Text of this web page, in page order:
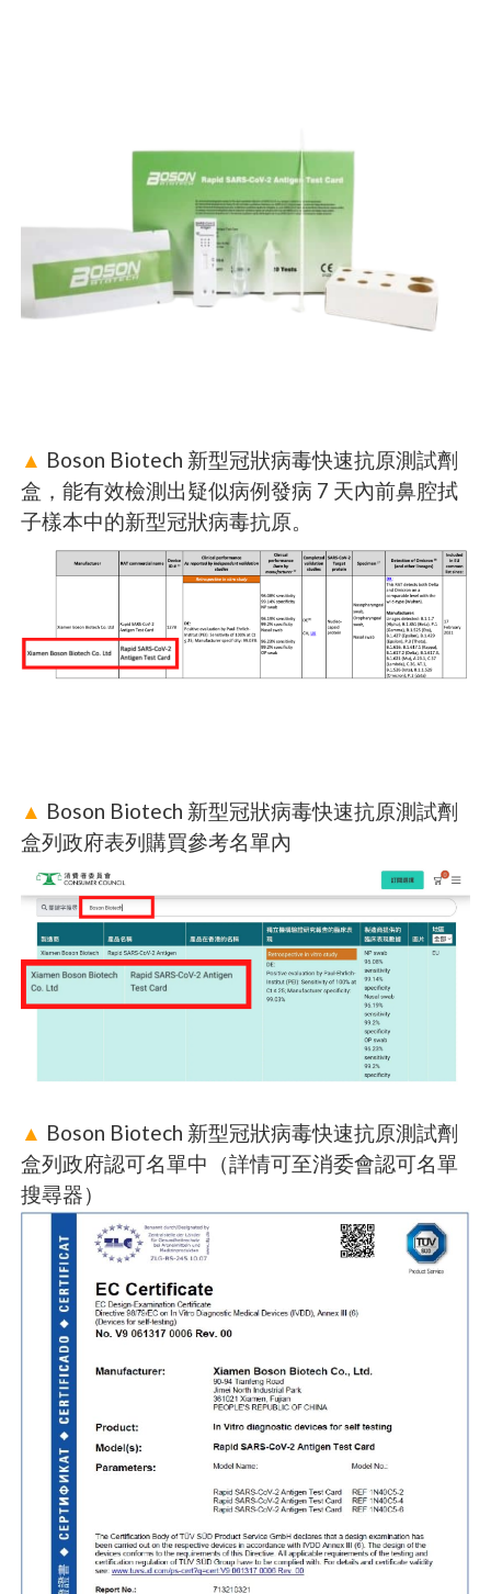
▲ Boson Biotech 新型冠狀病毒快速抗原測試劑
盒，能有效檢測出疑似病例發病 7 天內前鼻腔拭
子樣本中的新型冠狀病毒抗原。
▲ Boson Biotech 新型冠狀病毒快速抗原測試劑
盒列政府表列購買參考名單內
▲ Boson Biotech 新型冠狀病毒快速抗原測試劑
盒列政府認可名單中（詳情可至消委會認可名單
搜尋器）